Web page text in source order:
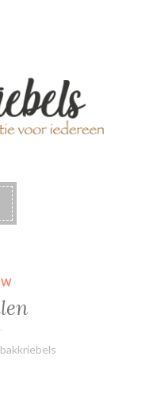
bakkriebels